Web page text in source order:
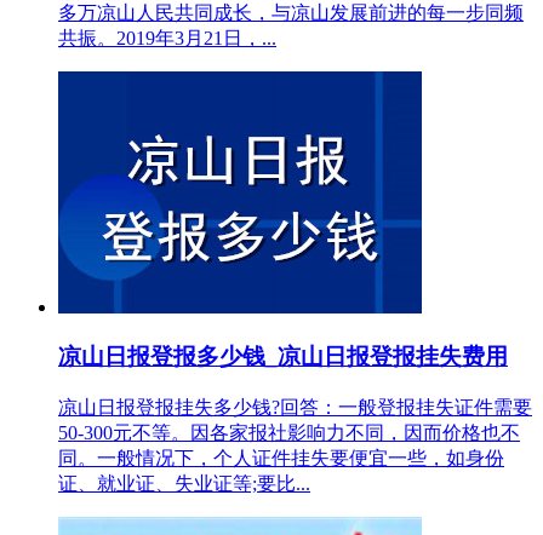
多万凉山人民共同成长，与凉山发展前进的每一步同频
共振。2019年3月21日，...
凉山日报登报多少钱_凉山日报登报挂失费用
凉山日报登报挂失多少钱?回答：一般登报挂失证件需要
50-300元不等。因各家报社影响力不同，因而价格也不
同。一般情况下，个人证件挂失要便宜一些，如身份
证、就业证、失业证等;要比...